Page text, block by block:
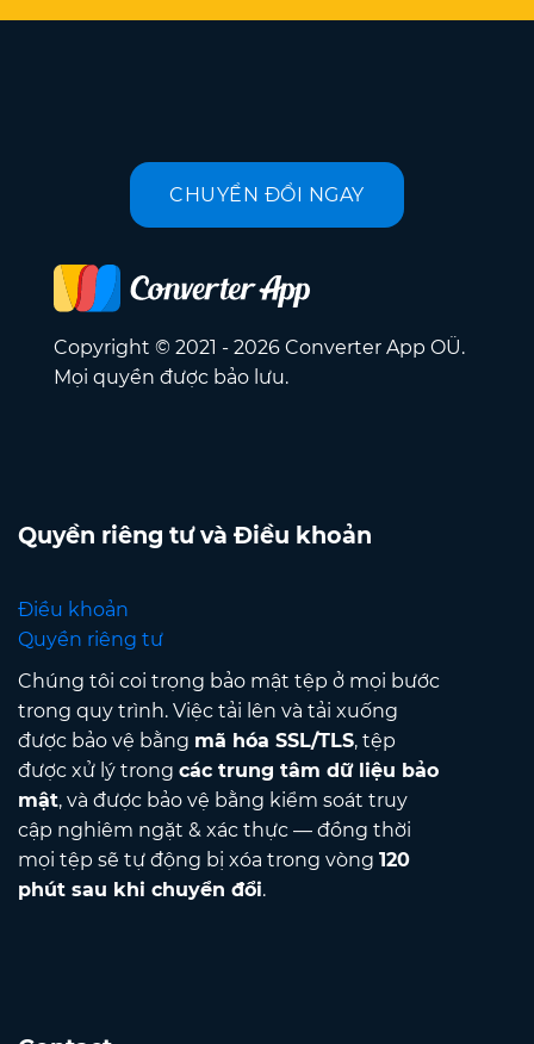
CHUYỂN ĐỔI NGAY
Copyright © 2021 - 2026 Converter App OÜ.
Mọi quyền được bảo lưu.
Quyền riêng tư và Điều khoản
Điều khoản
Quyền riêng tư
Chúng tôi coi trọng bảo mật tệp ở mọi bước
trong quy trình. Việc tải lên và tải xuống
được bảo vệ bằng mã hóa SSL/TLS, tệp
được xử lý trong các trung tâm dữ liệu bảo
mật, và được bảo vệ bằng kiểm soát truy
cập nghiêm ngặt & xác thực — đồng thời
mọi tệp sẽ tự động bị xóa trong vòng 120
phút sau khi chuyển đổi.